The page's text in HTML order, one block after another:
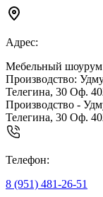
Адрес:
Мебельный шоурум
Производство:
Телегина, 30 Оф.
Производство -
Телегина, 30 Оф.
Телефон:
8 (951) 481-26-51